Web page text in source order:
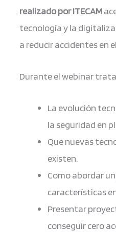
realizado por ITECAM
tecnología y la
a reducir accidentes en
Durante el webinar
La evolución
la seguridad en
Que nuevas
existen.
Como abordar
características
Presentar
conseguir cero